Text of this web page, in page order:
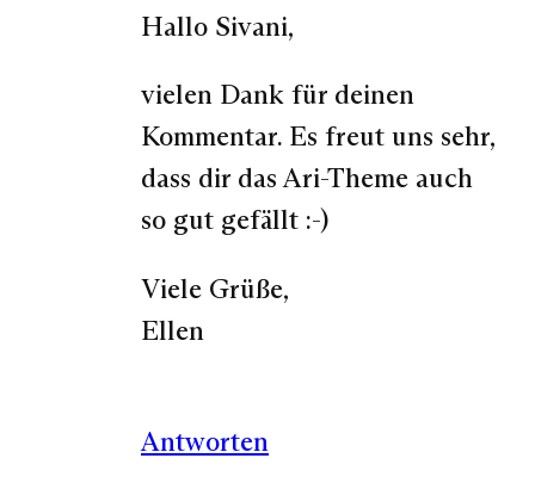
Hallo Sivani,
vielen Dank für deinen
Kommentar. Es freut uns sehr,
dass dir das Ari-Theme auch
so gut gefällt :-)
Viele Grüße,
Ellen
Antworten